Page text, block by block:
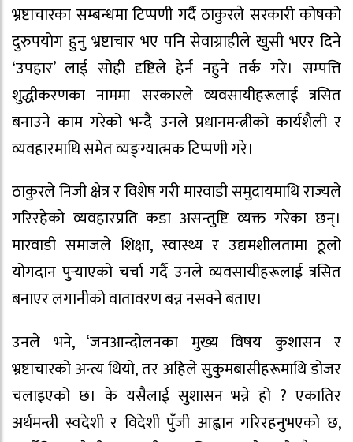
भ्रष्टाचारका सम्बन्धमा टिप्पणी गर्दै ठाकुरले सरकारी कोषको
दुरुपयोग हुनु भ्रष्टाचार भए पनि सेवाग्राहीले खुसी भएर दिने
‘उपहार’ लाई सोही दृष्टिले हेर्न नहुने तर्क गरे। सम्पत्ति
शुद्धीकरणका नाममा सरकारले व्यवसायीहरूलाई त्रसित
बनाउने काम गरेको भन्दै उनले प्रधानमन्त्रीको कार्यशैली र
व्यवहारमाथि समेत व्यङ्ग्यात्मक टिप्पणी गरे।
ठाकुरले निजी क्षेत्र र विशेष गरी मारवाडी समुदायमाथि राज्यले
गरिरहेको व्यवहारप्रति कडा असन्तुष्टि व्यक्त गरेका छन्।
मारवाडी समाजले शिक्षा, स्वास्थ्य र उद्यमशीलतामा ठूलो
योगदान पुर्‍याएको चर्चा गर्दै उनले व्यवसायीहरूलाई त्रसित
बनाएर लगानीको वातावरण बन्न नसक्ने बताए।
उनले भने, ‘जनआन्दोलनका मुख्य विषय कुशासन र
भ्रष्टाचारको अन्त्य थियो, तर अहिले सुकुमबासीहरूमाथि डोजर
चलाइएको छ। के यसैलाई सुशासन भन्ने हो ? एकातिर
अर्थमन्त्री स्वदेशी र विदेशी पुँजी आह्वान गरिरहनुभएको छ,